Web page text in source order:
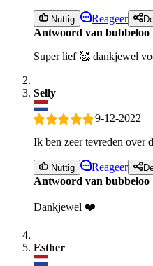
Nuttig Reageer
Antwoord van bubbeloo
Super lief 🥰 dankjewel
Selly
9-12-2022
Ik ben zeer tevreden over
Nuttig Reageer
Antwoord van bubbeloo
Dankjewel ❤️
Esther